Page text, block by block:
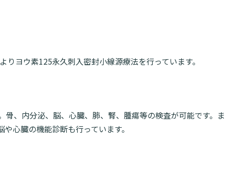
ヨウ素125永久刺入密封小線源療法を行っています。
、内分泌、脳、心臓、肺、腎、腫瘍等の検査が可能です。ま
心臓の機能診断も行っています。